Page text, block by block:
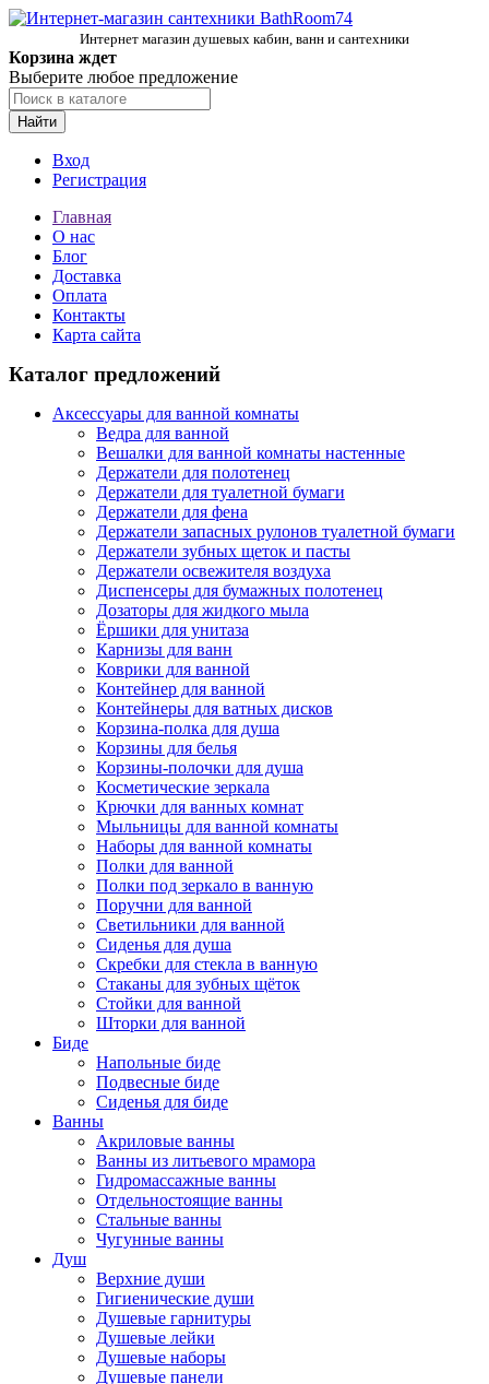
Интернет магазин душевых кабин, ванн и сантехники
Корзина ждет
Выберите любое предложение
Найти
Вход
Регистрация
Главная
О нас
Блог
Доставка
Оплата
Контакты
Карта сайта
Каталог предложений
Аксессуары для ванной комнаты
Ведра для ванной
Вешалки для ванной комнаты настенные
Держатели для полотенец
Держатели для туалетной бумаги
Держатели для фена
Держатели запасных рулонов туалетной бумаги
Держатели зубных щеток и пасты
Держатели освежителя воздуха
Диспенсеры для бумажных полотенец
Дозаторы для жидкого мыла
Ёршики для унитаза
Карнизы для ванн
Коврики для ванной
Контейнер для ванной
Контейнеры для ватных дисков
Корзина-полка для душа
Корзины для белья
Корзины-полочки для душа
Косметические зеркала
Крючки для ванных комнат
Мыльницы для ванной комнаты
Наборы для ванной комнаты
Полки для ванной
Полки под зеркало в ванную
Поручни для ванной
Светильники для ванной
Сиденья для душа
Скребки для стекла в ванную
Стаканы для зубных щёток
Стойки для ванной
Шторки для ванной
Биде
Напольные биде
Подвесные биде
Сиденья для биде
Ванны
Акриловые ванны
Ванны из литьевого мрамора
Гидромассажные ванны
Отдельностоящие ванны
Стальные ванны
Чугунные ванны
Душ
Верхние души
Гигиенические души
Душевые гарнитуры
Душевые лейки
Душевые наборы
Душевые панели